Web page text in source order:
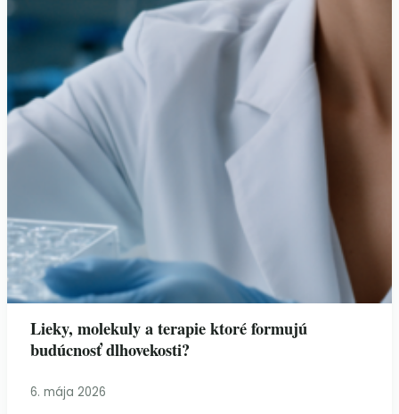
Lieky, molekuly a terapie ktoré formujú
budúcnosť dlhovekosti?
6. mája 2026